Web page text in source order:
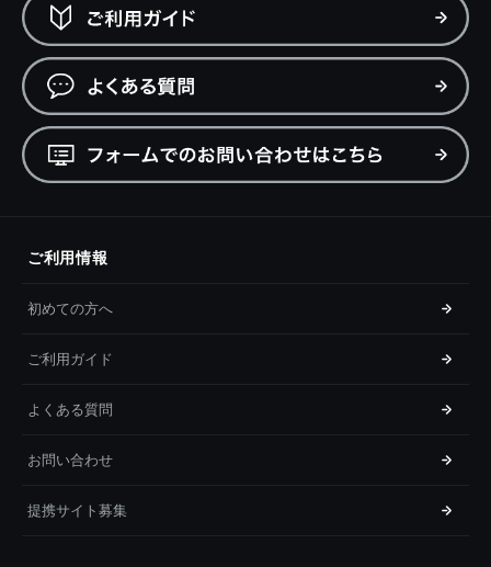
ご利用情報
初めての方へ
ご利用ガイド
よくある質問
お問い合わせ
提携サイト募集